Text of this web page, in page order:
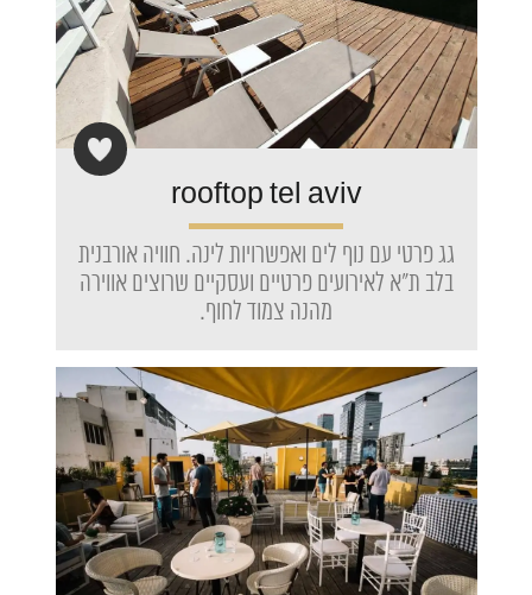
rooftop tel aviv
גג פרטי עם נוף לים ואפשרויות לינה. חוויה אורבנית
בלב ת"א לאירועים פרטיים ועסקיים שרוצים אווירה
מהנה צמוד לחוף.